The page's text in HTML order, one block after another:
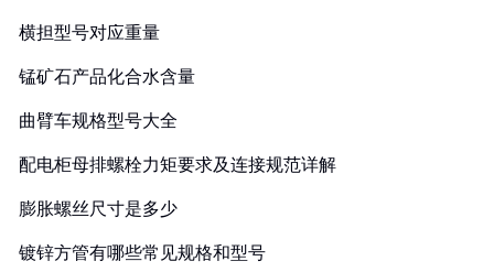
横担型号对应重量
锰矿石产品化合水含量
曲臂车规格型号大全
配电柜母排螺栓力矩要求及连接规范详解
膨胀螺丝尺寸是多少
镀锌方管有哪些常见规格和型号